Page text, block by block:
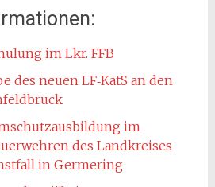
im Lkr. FFB
des neuen LF‑KatS an den
im
des Landkreises
in Germering